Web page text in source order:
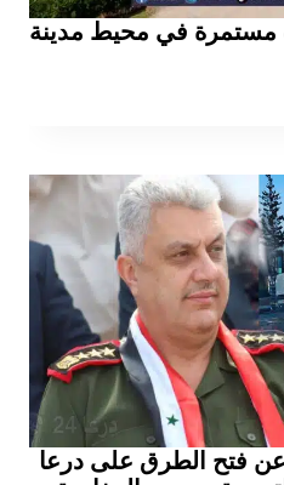
مستمرة في محيط مدينة
فتح الطرق على درعا